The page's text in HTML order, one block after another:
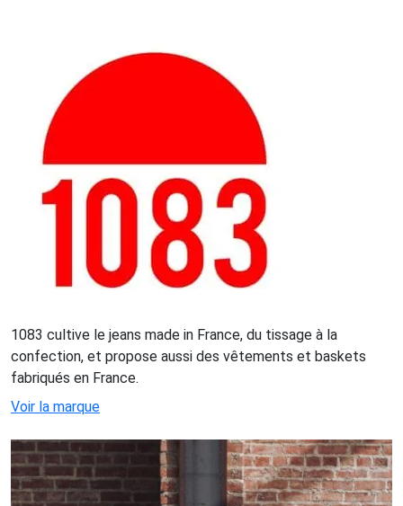
1083 cultive le jeans made in France, du tissage à la
confection, et propose aussi des vêtements et baskets
fabriqués en France.
Voir la marque